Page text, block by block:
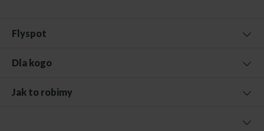
Flyspot
Dla kogo
Jak to robimy